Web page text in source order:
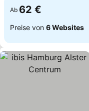
Ab 62 €
Preise von 6 Websites